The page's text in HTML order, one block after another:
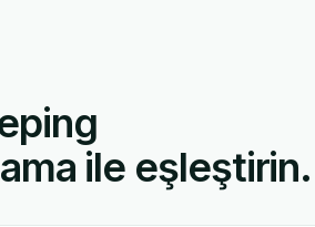
ile eşleştirin.